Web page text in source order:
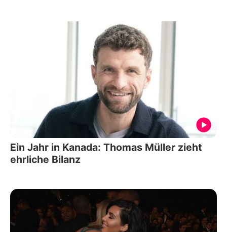
Ein Jahr in Kanada: Thomas Müller zieht
ehrliche Bilanz